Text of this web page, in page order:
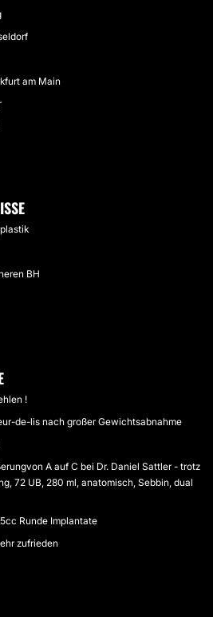
am Main
BH
!
de-lis nach großer Gewichtsabnahme
A auf C bei Dr. Daniel Sattler - trotz
72 UB, 280 ml, anatomisch, Sebbin, dual
Runde Implantate
zufrieden